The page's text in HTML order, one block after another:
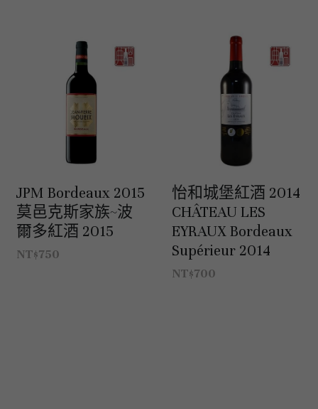
氣泡酒 sparkling
白酒 white wine
紅酒 red wine
香檳｜日常選酒
法國｜收藏級珍藏
白酒 white wine
紅酒 red wine
勃根地｜收藏級珍藏
勃根地｜日常選酒
勃根地｜進階選酒
波爾多Bordeaux
波爾多列級酒｜頂級珍藏
波爾多收藏級選酒
波爾多日常選酒
JPM Bordeaux 2015
莫邑克斯家族~波
爾多紅酒 2015
NT$750
怡和城堡紅酒 2014
CHÂTEAU LES
EYRAUX Bordeaux
Supérieur 2014
NT$700
德國｜精選紅酒
法國｜收藏級珍藏
法國｜日常選酒
智利｜收藏級珍藏
智利｜日常選酒